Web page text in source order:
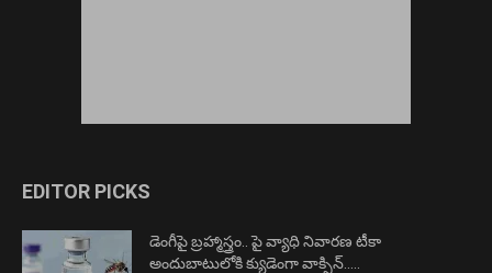
EDITOR PICKS
డెంగీపై బ్రహ్మాస్త్రం.. పై వ్యాధి నివారణ టీకా
అందుబాటులోకి క్యుడెంగా వాక్సిన్…..